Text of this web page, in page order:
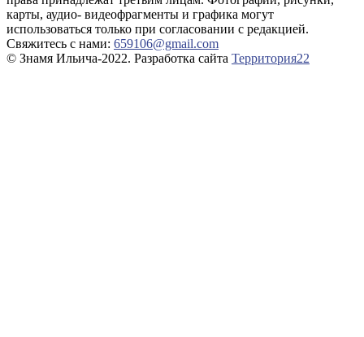
карты, аудио- видеофрагменты и графика могут
использоваться только при согласовании с редакцией.
Свяжитесь с нами: 659106@gmail.com
© Знамя Ильича-2022. Разработка сайта Территория22